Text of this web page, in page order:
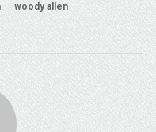
woody allen